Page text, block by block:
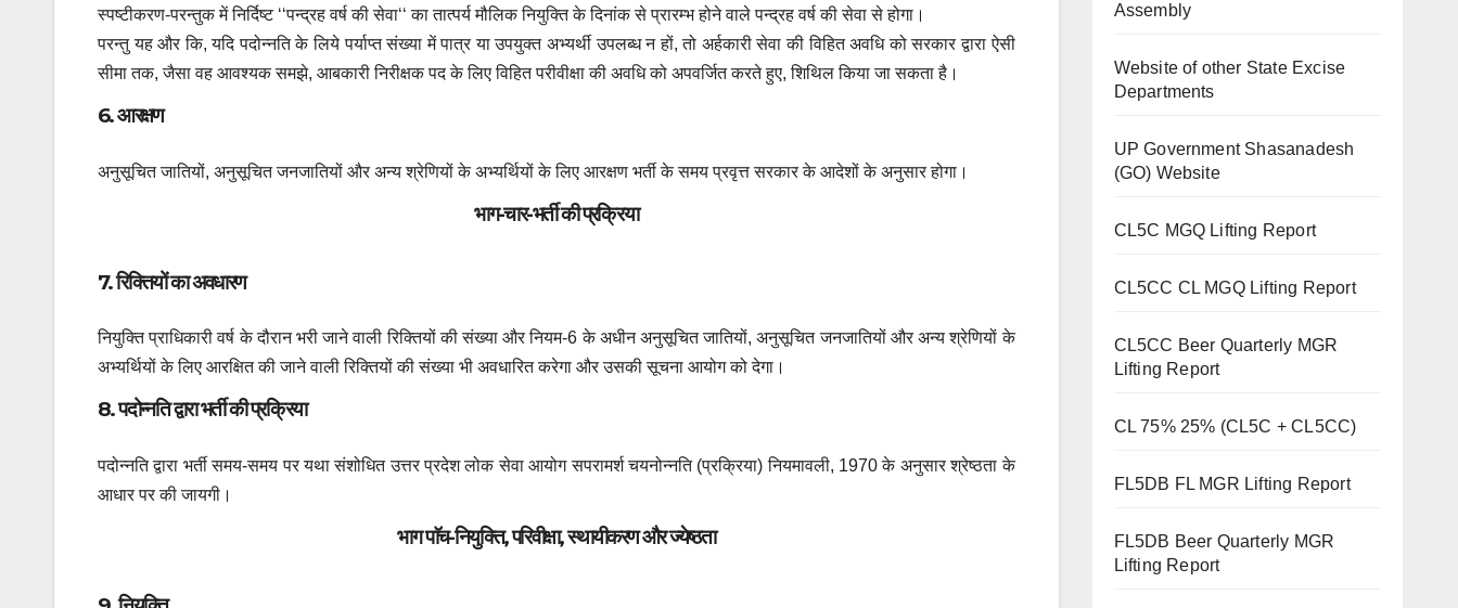
स्पष्टीकरण-परन्तुक में निर्दिष्ट ‘‘पन्द्रह वर्ष की सेवा‘‘ का तात्पर्य मौलिक नियुक्ति के दिनांक से प्रारम्भ होने वाले पन्द्रह वर्ष की सेवा से होगा।
परन्तु यह और कि, यदि पदोन्नति के लिये पर्याप्त संख्या में पात्र या उपयुक्त अभ्यर्थी उपलब्ध न हों, तो अर्हकारी सेवा की विहित अवधि को सरकार द्वारा ऐसी
सीमा तक, जैसा वह आवश्यक समझे, आबकारी निरीक्षक पद के लिए विहित परीवीक्षा की अवधि को अपवर्जित करते हुए, शिथिल किया जा सकता है।
6. आरक्षण
अनुसूचित जातियों, अनुसूचित जनजातियों और अन्य श्रेणियों के अभ्यर्थियों के लिए आरक्षण भर्ती के समय प्रवृत्त सरकार के आदेशों के अनुसार होगा।
भाग-चार-भर्ती की प्रक्रिया
7. रिक्तियों का अवधारण
नियुक्ति प्राधिकारी वर्ष के दौरान भरी जाने वाली रिक्तियों की संख्या और नियम-6 के अधीन अनुसूचित जातियों, अनुसूचित जनजातियों और अन्य श्रेणियों के
अभ्यर्थियों के लिए आरक्षित की जाने वाली रिक्तियों की संख्या भी अवधारित करेगा और उसकी सूचना आयोग को देगा।
8. पदोन्नति द्वारा भर्ती की प्रक्रिया
पदोन्नति द्वारा भर्ती समय-समय पर यथा संशोधित उत्तर प्रदेश लोक सेवा आयोग सपरामर्श चयनोन्नति (प्रक्रिया) नियमावली, 1970 के अनुसार श्रेष्ठता के
आधार पर की जायगी।
भाग पाॅच-नियुक्ति, परिवीक्षा, स्थायीकरण और ज्येष्ठता
Assembly
Website of other State Excise
Departments
UP Government Shasanadesh
(GO) Website
CL5C MGQ Lifting Report
CL5CC CL MGQ Lifting Report
CL5CC Beer Quarterly MGR
Lifting Report
CL 75% 25% (CL5C + CL5CC)
FL5DB FL MGR Lifting Report
FL5DB Beer Quarterly MGR
Lifting Report